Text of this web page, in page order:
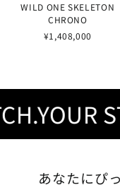
WILD ONE SKELETON
CHRONO
¥1,408,000
あなたにぴ